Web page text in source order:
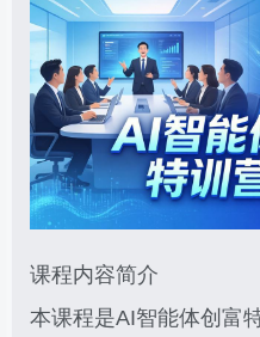
课程内容简介
本课程是AI智能体创富